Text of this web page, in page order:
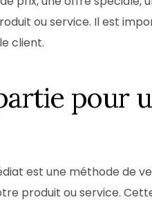
ou service. Il est
client.
pour
est une méthode de
produit ou service.